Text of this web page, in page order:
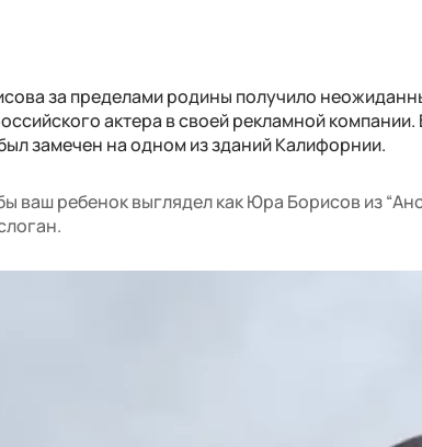
за пределами родины получило
актера в своей рекламной
замечен на одном из зданий Калифорнии.
ваш ребенок выглядел как Юра Борисов из